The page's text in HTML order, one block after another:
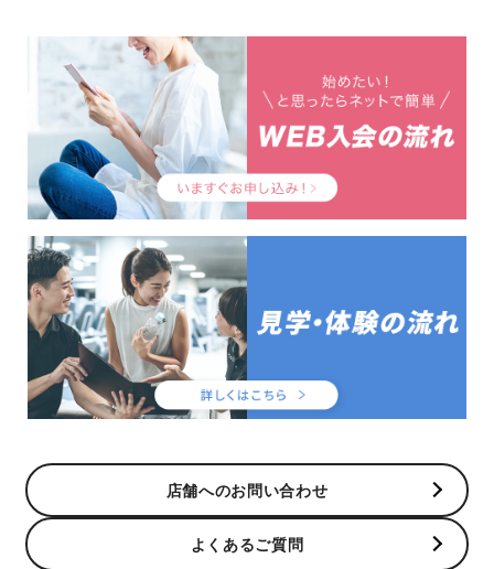
店舗へのお問い合わせ
よくあるご質問